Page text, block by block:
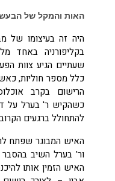
האות והמקל של
היה זה בעיצומו של
בקליפורניה באחד
שעתיים הגיע צוות
כלל מספר חוליות,
הרישום בקרב
כשהקיש ר' בערל על
להתחולל ברגעים
האיש המבוגר שפתח
ור' בערל השיב
האיש הזמין אותו